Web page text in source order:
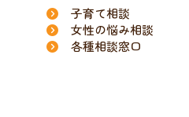
子育て相談
女性の悩み相談
各種相談窓口